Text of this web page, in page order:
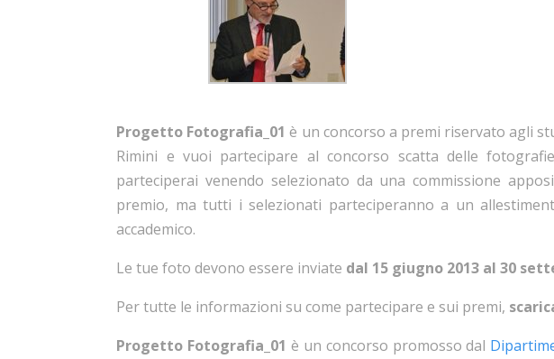
Progetto Fotografia_01 è un concorso a premi riservato agli
Rimini e vuoi partecipare al concorso scatta delle
parteciperai venendo selezionato da una commissione
premio, ma tutti i selezionati parteciperanno a un
accademico.
Le tue foto devono essere inviate dal 15 giugno 2013 al 30
Per tutte le informazioni su come partecipare e sui premi,
Progetto Fotografia_01 è un concorso promosso dal